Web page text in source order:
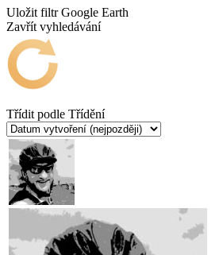
Uložit filtr Google Earth
Zavřít vyhledávání
Třídit podle Třídění